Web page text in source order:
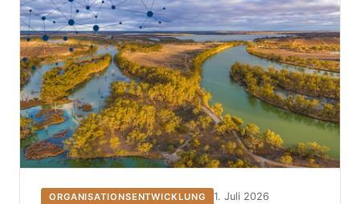
ORGANISATIONSENTWICKLUNG 1. Juli 2026